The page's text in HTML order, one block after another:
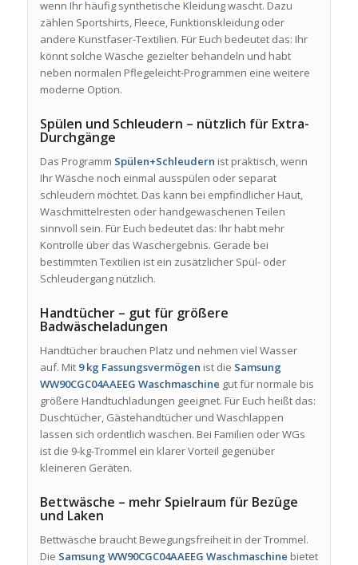
wenn Ihr häufig synthetische Kleidung wascht. Dazu
zählen Sportshirts, Fleece, Funktionskleidung oder
andere Kunstfaser-Textilien. Für Euch bedeutet das: Ihr
könnt solche Wäsche gezielter behandeln und habt
neben normalen Pflegeleicht-Programmen eine weitere
moderne Option.
Spülen und Schleudern – nützlich für Extra-
Durchgänge
Das Programm Spülen+Schleudern ist praktisch, wenn
Ihr Wäsche noch einmal ausspülen oder separat
schleudern möchtet. Das kann bei empfindlicher Haut,
Waschmittelresten oder handgewaschenen Teilen
sinnvoll sein. Für Euch bedeutet das: Ihr habt mehr
Kontrolle über das Waschergebnis. Gerade bei
bestimmten Textilien ist ein zusätzlicher Spül- oder
Schleudergang nützlich.
Handtücher – gut für größere
Badwäscheladungen
Handtücher brauchen Platz und nehmen viel Wasser
auf. Mit 9 kg Fassungsvermögen ist die Samsung
WW90CGC04AAEEG Waschmaschine gut für normale bis
größere Handtuchladungen geeignet. Für Euch heißt das:
Duschtücher, Gästehandtücher und Waschlappen
lassen sich ordentlich waschen. Bei Familien oder WGs
ist die 9-kg-Trommel ein klarer Vorteil gegenüber
kleineren Geräten.
Bettwäsche – mehr Spielraum für Bezüge
und Laken
Bettwäsche braucht Bewegungsfreiheit in der Trommel.
Die Samsung WW90CGC04AAEEG Waschmaschine bietet